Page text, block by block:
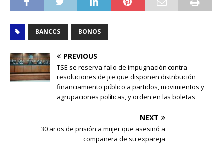
BANCOS BONOS
PREVIOUS
TSE se reserva fallo de impugnación contra
resoluciones de jce que disponen distribución
financiamiento público a partidos, movimientos y
agrupaciones políticas, y orden en las boletas
NEXT
30 años de prisión a mujer que asesinó a
compañera de su expareja